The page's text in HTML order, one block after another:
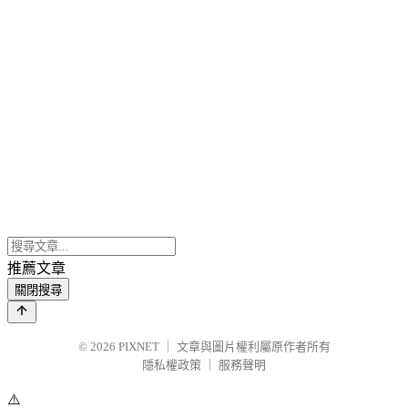
推薦文章
關閉搜尋
© 2026 PIXNET
文章與圖片權利屬原作者所有
隱私權政策
服務聲明
⚠️